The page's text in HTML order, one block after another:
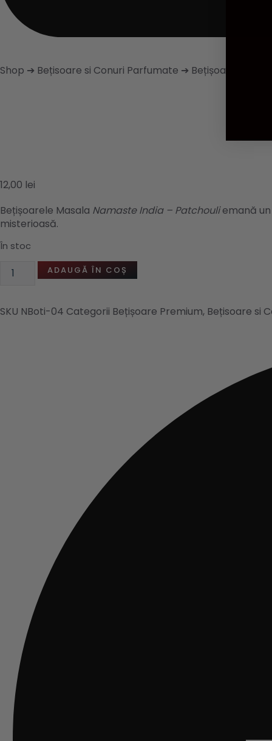
Shop ➔ Bețisoare si Conuri Parfumate ➔ Bețișoare
12,00 lei
Bețișoarele Masala Namaste India – Patchouliemană
misterioasă.
În stoc
Cantitate
Bețișoare
Patchouli
ADAUGĂ ÎN COȘ
SKU NBoti-04 Categorii Bețișoare Premium, Bețisoare si